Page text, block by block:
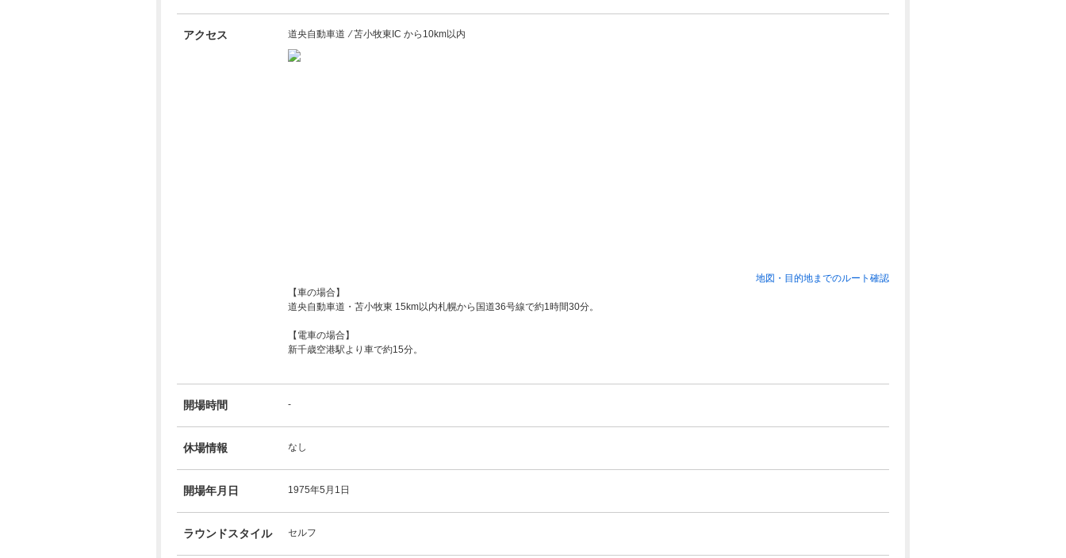
アクセス 道央自動車道 ⁄ 苫小牧東IC から10km以内
地図・目的地までのルート確認
【車の場合】
道央自動車道・苫小牧東 15km以内札幌から国道36号線で約1時間30分。
【電車の場合】
新千歳空港駅より車で約15分。
開場時間 -
休場情報 なし
開場年月日 1975年5月1日
ラウンドスタイル セルフ